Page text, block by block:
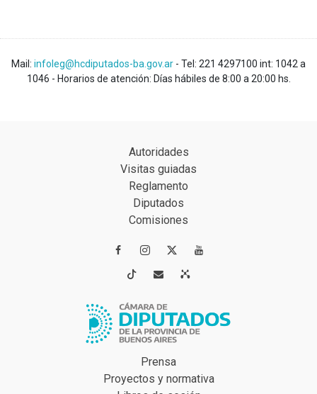
Mail: infoleg@hcdiputados-ba.gov.ar - Tel: 221 4297100 int: 1042 a
1046 - Horarios de atención: Días hábiles de 8:00 a 20:00 hs.
Autoridades
Visitas guiadas
Reglamento
Diputados
Comisiones
 
 
Prensa
Proyectos y normativa